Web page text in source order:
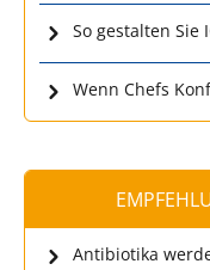
So gestalten Sie
Wenn Chefs
Antibiotika